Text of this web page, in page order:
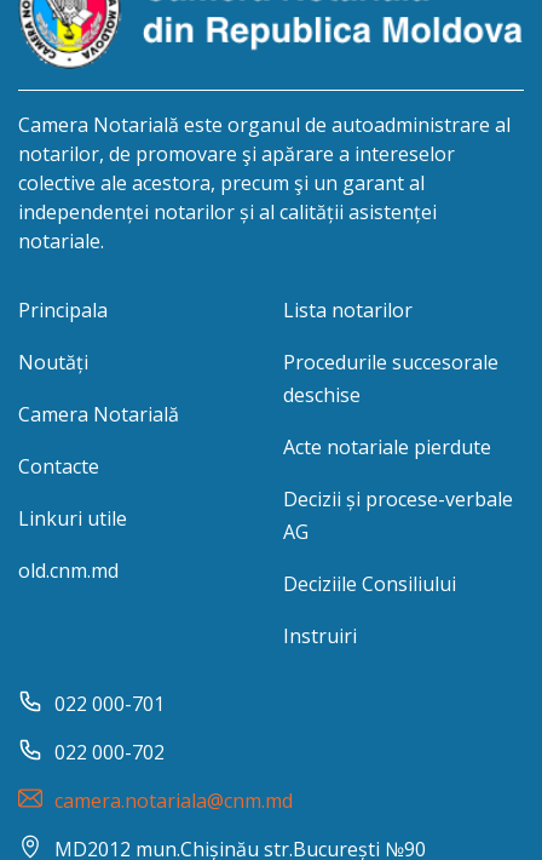
Camera Notarială este organul de autoadministrare al
notarilor, de promovare şi apărare a intereselor
colective ale acestora, precum şi un garant al
independenței notarilor și al calității asistenței
notariale.
Principala
Noutăți
Camera Notarială
Contacte
Linkuri utile
old.cnm.md
Lista notarilor
Procedurile succesorale
deschise
Acte notariale pierdute
Decizii și procese-verbale
AG
Deciziile Consiliului
Instruiri
022 000-701
022 000-702
camera.notariala@cnm.md
MD2012 mun.Chișinău str.București №90